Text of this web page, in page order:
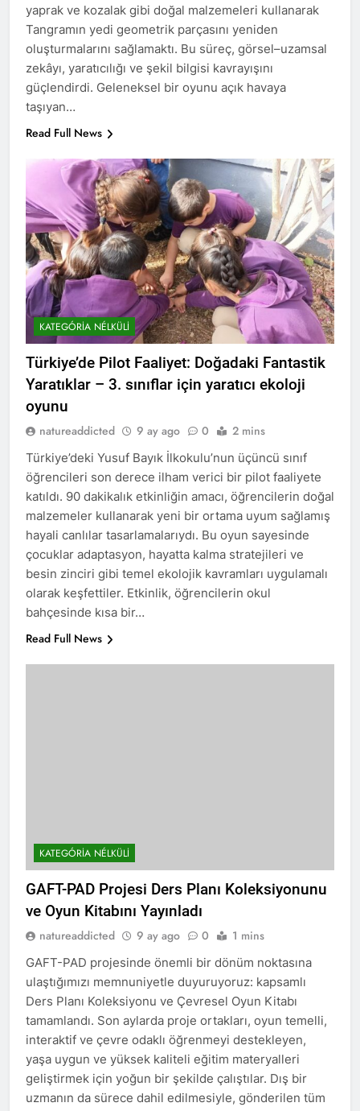
yaprak ve kozalak gibi doğal malzemeleri kullanarak
Tangramın yedi geometrik parçasını yeniden
oluşturmalarını sağlamaktı. Bu süreç, görsel–uzamsal
zekâyı, yaratıcılığı ve şekil bilgisi kavrayışını
güçlendirdi. Geleneksel bir oyunu açık havaya
taşıyan…
Read Full News
KATEGÓRIA NÉLKÜLI
Türkiye’de Pilot Faaliyet: Doğadaki Fantastik
Yaratıklar – 3. sınıflar için yaratıcı ekoloji
oyunu
natureaddicted 9 ay ago 0 2 mins
Türkiye’deki Yusuf Bayık İlkokulu’nun üçüncü sınıf
öğrencileri son derece ilham verici bir pilot faaliyete
katıldı. 90 dakikalık etkinliğin amacı, öğrencilerin doğal
malzemeler kullanarak yeni bir ortama uyum sağlamış
hayali canlılar tasarlamalarıydı. Bu oyun sayesinde
çocuklar adaptasyon, hayatta kalma stratejileri ve
besin zinciri gibi temel ekolojik kavramları uygulamalı
olarak keşfettiler. Etkinlik, öğrencilerin okul
bahçesinde kısa bir…
Read Full News
KATEGÓRIA NÉLKÜLI
GAFT-PAD Projesi Ders Planı Koleksiyonunu
ve Oyun Kitabını Yayınladı
natureaddicted 9 ay ago 0 1 mins
GAFT-PAD projesinde önemli bir dönüm noktasına
ulaştığımızı memnuniyetle duyuruyoruz: kapsamlı
Ders Planı Koleksiyonu ve Çevresel Oyun Kitabı
tamamlandı. Son aylarda proje ortakları, oyun temelli,
interaktif ve çevre odaklı öğrenmeyi destekleyen,
yaşa uygun ve yüksek kaliteli eğitim materyalleri
geliştirmek için yoğun bir şekilde çalıştılar. Dış bir
uzmanın da sürece dahil edilmesiyle, gönderilen tüm